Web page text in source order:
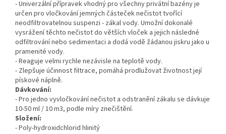
- Univerzální přípravek vhodný pro všechny privátní bazény je
určen pro vločkování jemných částeček nečistot tvořící
neodfiltrovatelnou suspenzi - zákal vody. Umožní dokonalé
vysrážení těchto nečistot do větších vloček a jejich následné
odfiltrování nebo sedimentaci a dodá vodě žádanou jiskru jako u
pramenité vody.
- Reaguje velmi rychle nezávisle na teplotě vody.
- Zlepšuje účinnost filtrace, pomáhá prodlužovat životnost její
pískové náplně.
Dávkování:
- Pro jedno vyvločkování nečistot a odstranění zákalu se dávkuje
10-50 ml / 10 m3, podle míry znečištění.
Složení:
- Poly-hydroxidchlorid hlinitý